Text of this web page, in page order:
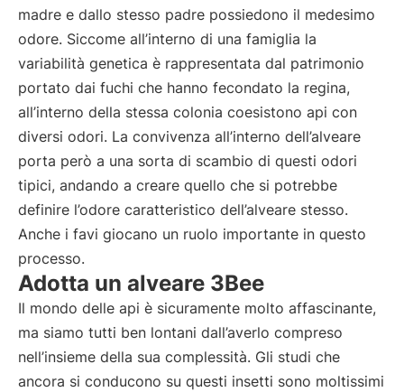
madre e dallo stesso padre possiedono il medesimo
odore. Siccome all’interno di una famiglia la
variabilità genetica è rappresentata dal patrimonio
portato dai fuchi che hanno fecondato la regina,
all’interno della stessa colonia coesistono api con
diversi odori. La convivenza all’interno dell’alveare
porta però a una sorta di scambio di questi odori
tipici, andando a creare quello che si potrebbe
definire l’odore caratteristico dell’alveare stesso.
Anche i favi giocano un ruolo importante in questo
processo.
Adotta un alveare 3Bee
Il mondo delle api è sicuramente molto affascinante,
ma siamo tutti ben lontani dall’averlo compreso
nell’insieme della sua complessità. Gli studi che
ancora si conducono su questi insetti sono moltissimi